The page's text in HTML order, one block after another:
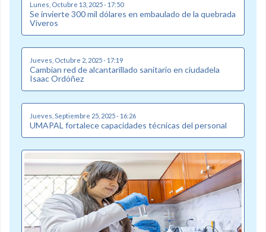
Lunes, Octubre 13, 2025 - 17:50
Se invierte 300 mil dólares en embaulado de la quebrada
Viveros
Jueves, Octubre 2, 2025 - 17:19
Cambian red de alcantarillado sanitario en ciudadela
Isaac Ordóñez
Jueves, Septiembre 25, 2025 - 16:26
UMAPAL fortalece capacidades técnicas del personal